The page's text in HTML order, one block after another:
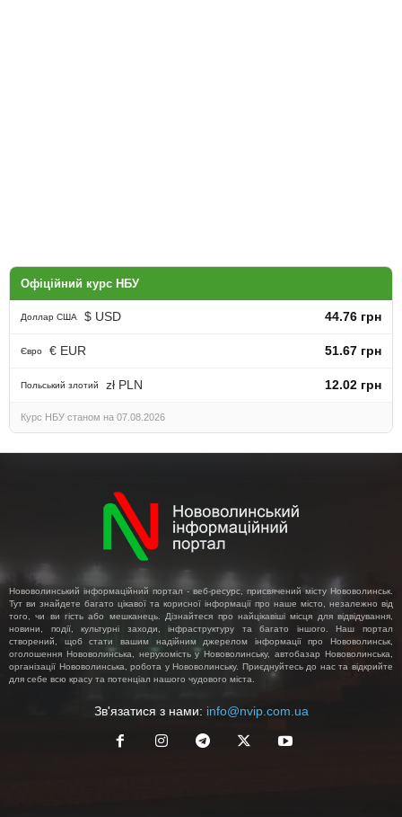
Офіційний курс НБУ
Доллар США $ USD 44.76 грн
Євро € EUR 51.67 грн
Польський злотий zł PLN 12.02 грн
Курс НБУ станом на 07.08.2026
Нововолинський інформаційний портал - веб-ресурс, присвячений місту Нововолинськ.
Тут ви знайдете багато цікавої та корисної інформації про наше місто, незалежно від
того, чи ви гість або мешканець. Дізнайтеся про найцікавіші місця для відвідування,
новини, події, культурні заходи, інфраструктуру та багато іншого. Наш портал
створений, щоб стати вашим надійним джерелом інформації про Нововолинськ,
оголошення Нововолинська, нерухомість у Нововолинську, автобазар Нововолинська,
організації Нововолинська, робота у Нововолинську. Приєднуйтесь до нас та відкрийте
для себе всю красу та потенціал нашого чудового міста.
Зв'язатися з нами: info@nvip.com.ua